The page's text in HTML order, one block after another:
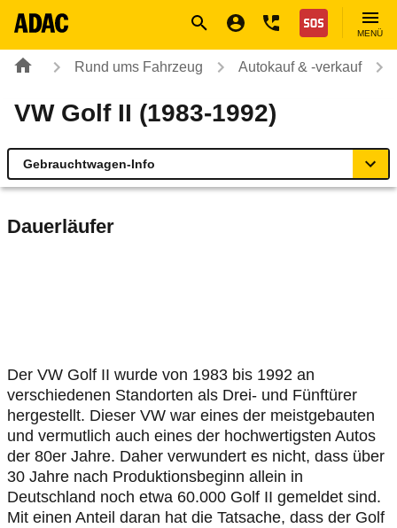
Nothilfe
MENÜ
Rund ums Fahrzeug Autokauf & -verkauf
VW Golf II (1983-1992)
Gebrauchtwagen-Info
Dauerläufer
Der VW Golf II wurde von 1983 bis 1992 an
verschiedenen Standorten als Drei- und Fünftürer
hergestellt. Dieser VW war eines der meistgebauten
und vermutlich auch eines der hochwertigsten Autos
der 80er Jahre. Daher verwundert es nicht, dass über
30 Jahre nach Produktionsbeginn allein in
Deutschland noch etwa 60.000 Golf II gemeldet sind.
Mit einen Anteil daran hat die Tatsache, dass der Golf